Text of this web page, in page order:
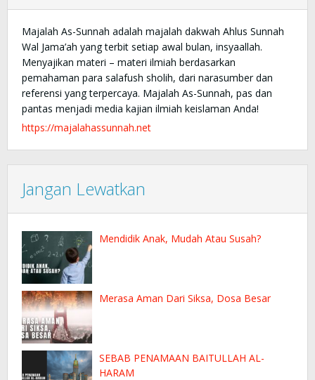
Majalah As-Sunnah adalah majalah dakwah Ahlus Sunnah
Wal Jama’ah yang terbit setiap awal bulan, insyaallah.
Menyajikan materi – materi ilmiah berdasarkan
pemahaman para salafush sholih, dari narasumber dan
referensi yang terpercaya. Majalah As-Sunnah, pas dan
pantas menjadi media kajian ilmiah keislaman Anda!
https://majalahassunnah.net
Jangan Lewatkan
Mendidik Anak, Mudah Atau Susah?
Merasa Aman Dari Siksa, Dosa Besar
SEBAB PENAMAAN BAITULLAH AL-
HARAM